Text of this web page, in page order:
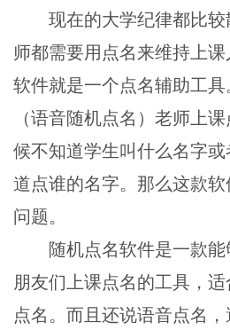
现在的大学纪律都比较
师都需要用点名来维持上
软件就是一个点名辅助工
（语音随机点名）老师上
候不知道学生叫什么名字
道点谁的名字。那么这款
问题。
随机点名软件是一款能
朋友们上课点名的工具，
点名。而且还说语音点名